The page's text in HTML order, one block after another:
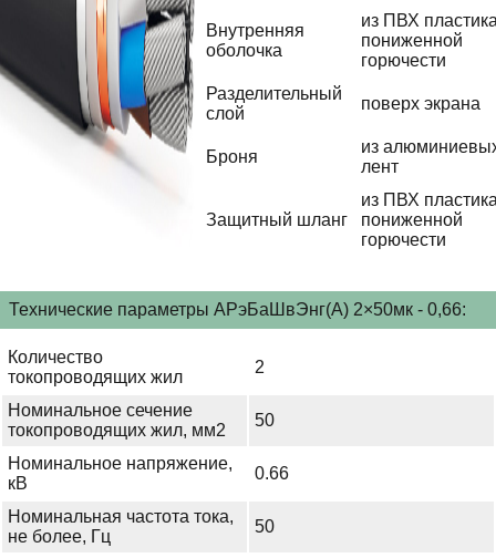
Внутренняя
оболочка
из ПВХ
пониженной
горючести
Разделительный
слой
поверх экрана
Броня
из
лент
Защитный шланг
из ПВХ
пониженной
горючести
Технические параметры АРэБаШвЭнг(А) 2×50мк - 0,66:
Количество
токопроводящих жил
2
Номинальное сечение
токопроводящих жил, мм2
50
Номинальное напряжение,
кВ
0.66
Номинальная частота тока,
не более, Гц
50